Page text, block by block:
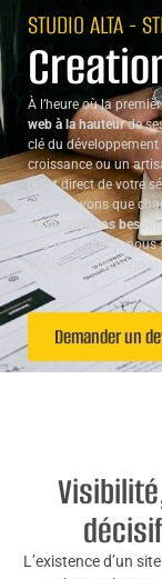
STUDIO ALTA -
À l’heure où la
web à la hauteurde
clé du développement
croissance ou un
reflet direct de votre
nous croyons que
l’écoute de vos
à la publication,
outil fiable, pérenne
Demander un
L’existence d’un